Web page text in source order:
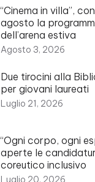
“Cinema in villa”,
agosto la
dell’arena estiva
Agosto 3, 2026
Due tirocini alla
per giovani laureati
Luglio 21, 2026
“Ogni corpo, ogni
aperte le
coreutico inclusivo
Luglio 20, 2026